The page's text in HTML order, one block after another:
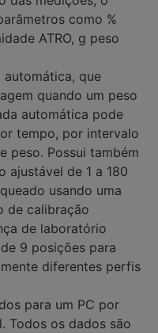
como %
ATRO, g peso
automática, que
quando um peso
automática pode
tempo, por intervalo
peso. Possui também
ajustável de 1 a 180
usando uma
de calibração
de laboratório
9 posições para
diferentes perfis
para um PC por
Todos os dados são